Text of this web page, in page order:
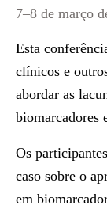
7–8 de março
Esta
clínicos e
abordar as
biomarcadores
Os
caso sobre o
em